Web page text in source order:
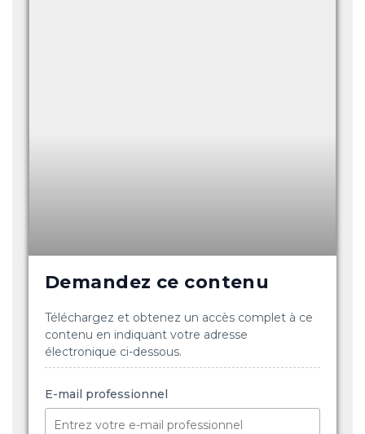
Demandez ce contenu
Téléchargez et obtenez un accès complet à ce
contenu en indiquant votre adresse
électronique ci-dessous.
E-mail professionnel